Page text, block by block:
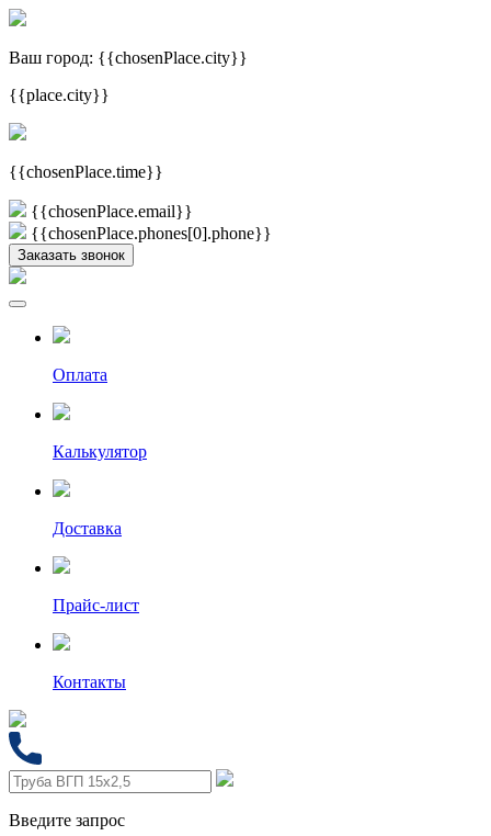
Ваш город: {{chosenPlace.city}}
{{place.city}}
{{chosenPlace.time}}
{{chosenPlace.email}}
{{chosenPlace.phones[0].phone}}
Заказать звонок
Оплата
Калькулятор
Доставка
Прайс-лист
Контакты
Введите запрос